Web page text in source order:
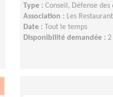
Type : Conseil, Défense des
Association : Les
Date :
Tout le temps
Disponibilité demandée :